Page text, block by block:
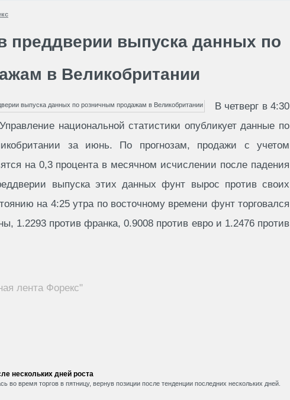
преддверии выпуска данных по
в Великобритании
В четверг в 4:30
национальной статистики опубликует данные по
за июнь. По прогнозам, продажи с учетом
на 0,3 процента в месячном исчислении после падения
выпуска этих данных фунт вырос против своих
на 4:25 утра по восточному времени фунт торговался
1.2293 против франка, 0.9008 против евро и 1.2476 против
лента Форекс"
нескольких дней роста
во время торгов в пятницу, вернув позиции после тенденции последних нескольких дней.